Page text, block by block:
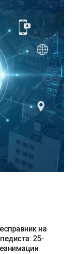
на
25-